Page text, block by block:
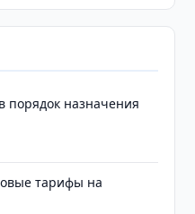
порядок назначения
тарифы на